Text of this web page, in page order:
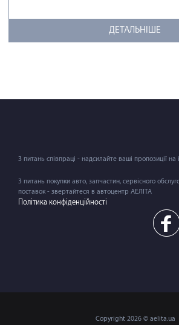
ДЕТАЛЬНІШЕ
З питань співпраці - надсилайте ваші пропозиції
З питань покупки авто, запчастин, сервісного
поставок - звертайтеся в автоцентр АЕЛІТА
Політика конфіденційності
Copyright 2026 © aelita.ua